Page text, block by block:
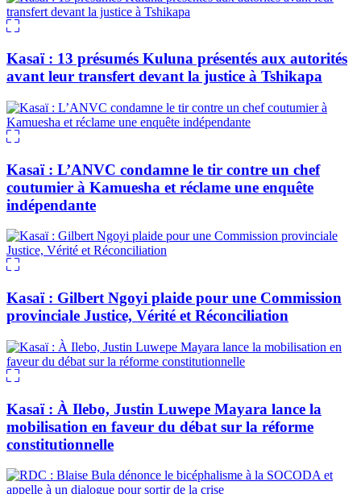
Kasaï : 13 présumés Kuluna présentés aux autorités
avant leur transfert devant la justice à Tshikapa
Kasaï : L’ANVC condamne le tir contre un chef
coutumier à Kamuesha et réclame une enquête
indépendante
Kasaï : Gilbert Ngoyi plaide pour une Commission
provinciale Justice, Vérité et Réconciliation
Kasaï : À Ilebo, Justin Luwepe Mayara lance la
mobilisation en faveur du débat sur la réforme
constitutionnelle